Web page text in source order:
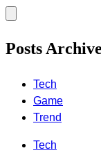
Posts
Tech
Game
Trend
Tech